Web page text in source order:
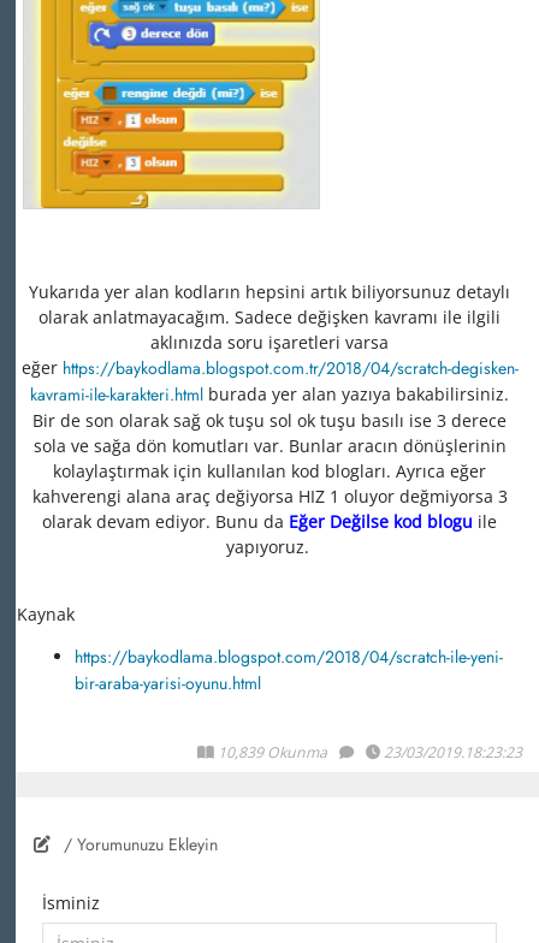
Yukarıda yer alan kodların hepsini artık biliyorsunuz detaylı
olarak anlatmayacağım. Sadece değişken kavramı ile ilgili
aklınızda soru işaretleri varsa
eğer https://baykodlama.blogspot.com.tr/2018/04/scratch-degisken-
kavrami-ile-karakteri.html burada yer alan yazıya bakabilirsiniz.
Bir de son olarak sağ ok tuşu sol ok tuşu basılı ise 3 derece
sola ve sağa dön komutları var. Bunlar aracın dönüşlerinin
kolaylaştırmak için kullanılan kod blogları. Ayrıca eğer
kahverengi alana araç değiyorsa HIZ 1 oluyor değmiyorsa 3
olarak devam ediyor. Bunu da Eğer Değilse kod blogu ile
yapıyoruz.
Kaynak
https://baykodlama.blogspot.com/2018/04/scratch-ile-yeni-
bir-araba-yarisi-oyunu.html
10,839 Okunma 23/03/2019.18:23:23
/ Yorumunuzu Ekleyin
İsminiz